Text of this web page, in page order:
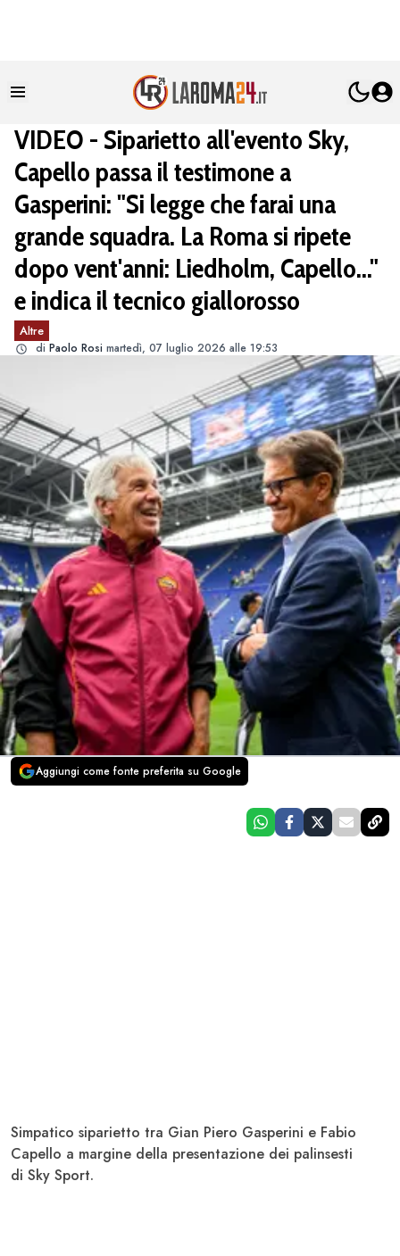
VIDEO - Siparietto all'evento Sky,
Capello passa il testimone a
Gasperini: "Si legge che farai una
grande squadra. La Roma si ripete
dopo vent'anni: Liedholm, Capello..."
e indica il tecnico giallorosso
Altre
di Paolo Rosi martedì, 07 luglio 2026 alle 19:53
Aggiungi come fonte preferita su Google
Simpatico siparietto tra Gian Piero Gasperini e Fabio
Capello a margine della presentazione dei palinsesti
di Sky Sport.